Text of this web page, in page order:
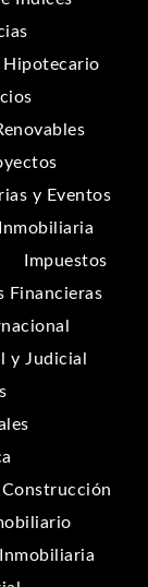
y Eventos
Impuestos
Financieras
y Judicial